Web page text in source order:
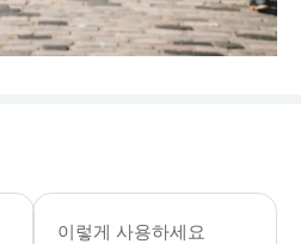
이렇게 사용하세요